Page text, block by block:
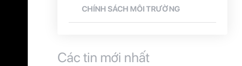
CHÍNH SÁCH MÔI TRƯỜNG
Các tin mới nhất